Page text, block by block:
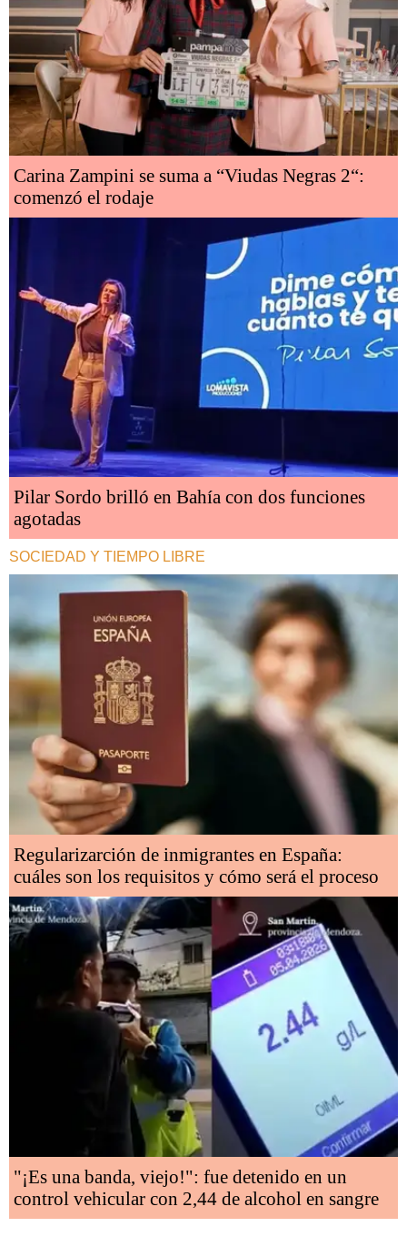
Carina Zampini se suma a “Viudas Negras 2“:
comenzó el rodaje
Pilar Sordo brilló en Bahía con dos funciones
agotadas
SOCIEDAD Y TIEMPO LIBRE
Regularizarción de inmigrantes en España:
cuáles son los requisitos y cómo será el proceso
"¡Es una banda, viejo!": fue detenido en un
control vehicular con 2,44 de alcohol en sangre